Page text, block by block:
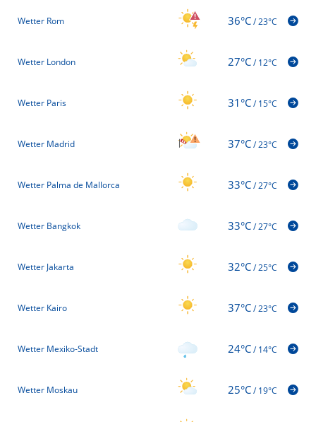
Wetter Rom 36°C/23°C
Wetter London 27°C/12°C
Wetter Paris 31°C/15°C
Wetter Madrid 37°C/23°C
Wetter Palma de Mallorca 33°C/27°C
Wetter Bangkok 33°C/27°C
Wetter Jakarta 32°C/25°C
Wetter Kairo 37°C/23°C
Wetter Mexiko-Stadt 24°C/14°C
Wetter Moskau 25°C/19°C